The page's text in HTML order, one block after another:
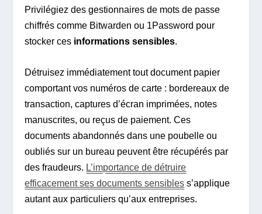
Privilégiez des gestionnaires de mots de passe
chiffrés comme Bitwarden ou 1Password pour
stocker ces informations sensibles.
Détruisez immédiatement tout document papier
comportant vos numéros de carte : bordereaux de
transaction, captures d’écran imprimées, notes
manuscrites, ou reçus de paiement. Ces
documents abandonnés dans une poubelle ou
oubliés sur un bureau peuvent être récupérés par
des fraudeurs. L’importance de détruire
efficacement ses documents sensibles s’applique
autant aux particuliers qu’aux entreprises.